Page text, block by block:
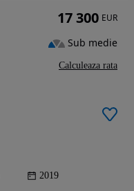
2019
17 300 EUR
Sub medie
Calculeaza rata